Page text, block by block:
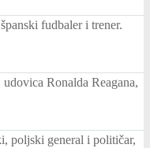
fudbaler i trener.
Ronalda Reagana,
poljski general i političar,